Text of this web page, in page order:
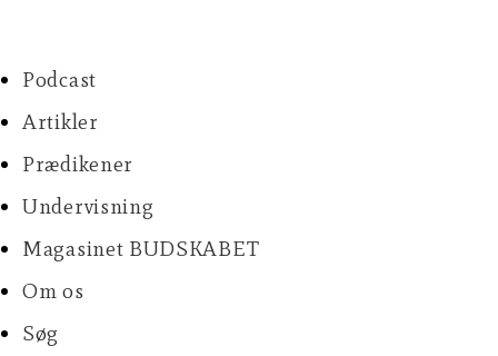
content
Podcast
Artikler
Prædikener
Undervisning
Magasinet BUDSKABET
Om os
Søg